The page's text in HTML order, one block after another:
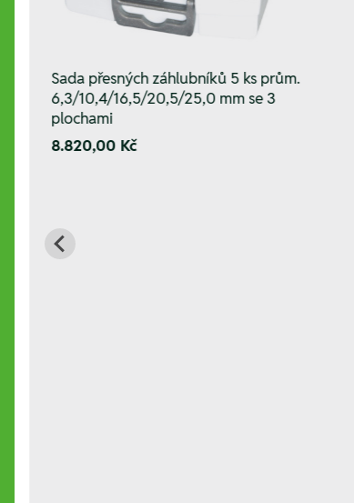
Sada přesných záhlubníků 5 ks prům.
6,3/10,4/16,5/20,5/25,0 mm se 3
plochami
8.820,00 Kč